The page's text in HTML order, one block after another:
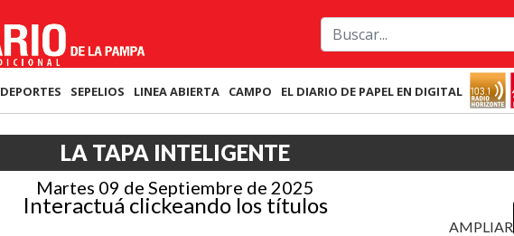
DEPORTES SEPELIOS LINEA ABIERTA CAMPO EL DIARIO DE PAPEL EN DIGITAL
LA TAPA INTELIGENTE
Martes 09 de Septiembre de 2025
Interactuá clickeando los títulos
AMPLIAR